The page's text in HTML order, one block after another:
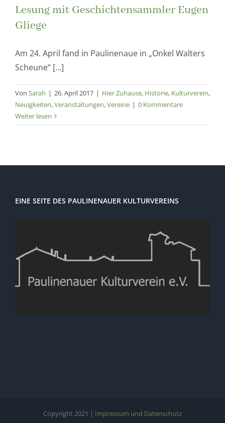
Lesung mit Geschichtensammler Eugen
Gliege
Am 24. April fand in Paulinenaue in „Onkel Walters
Scheune“ [...]
Von Sarah | 26. April 2017 | Hier Zuhause, Historie, Kulturverein,
Neuigkeiten,Veranstaltungen,Vereine | 0 Kommentare
Weiter lesen
EINE SEITE DES PAULINENAUER KULTURVEREINS
Copyright 2021 | Impressum und Datenschutz